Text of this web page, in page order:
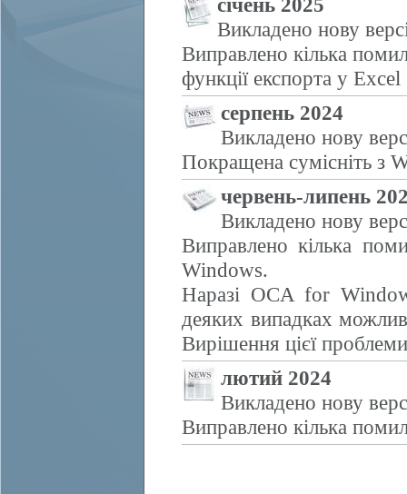
Викладено нову
Виправлено кілька
функції експорта у Excel
серпень 2024
Викладено нову
Покращена сумісніть з
червень-липень
Викладено нову
Виправлено кілька
Windows.
Наразі OCA for
деяких випадках
Вирішення цієї
лютий 2024
Викладено нову
Виправлено кілька